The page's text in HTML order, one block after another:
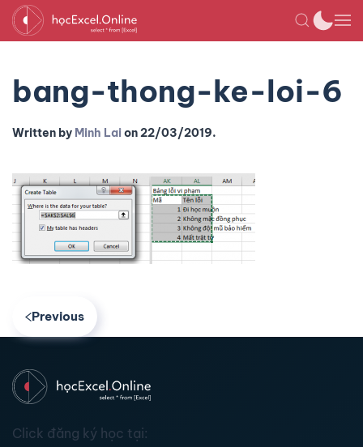
bang-thong-ke-loi-6
Written by Minh Laion22/03/2019.
Previous
Click đăng ký học tại: